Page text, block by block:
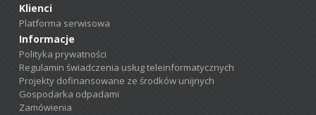
Klienci
Platforma serwisowa
Informacje
Polityka prywatności
Regulamin świadczenia usług teleinformatycznych
Projekty dofinansowane ze środków unijnych
Gospodarka odpadami
Zamówienia